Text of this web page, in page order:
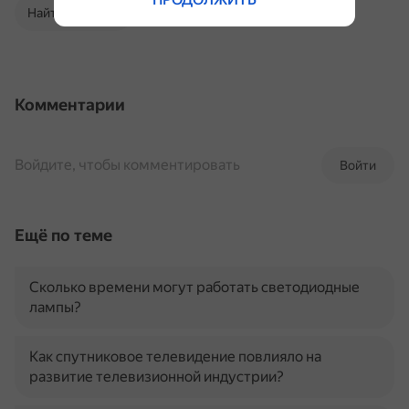
Найти в Поиске
Комментарии
Войти
Войдите, чтобы комментировать
Ещё по теме
Сколько времени могут работать светодиодные
лампы?
Как спутниковое телевидение повлияло на
развитие телевизионной индустрии?